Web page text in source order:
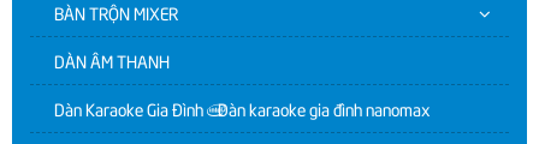
BÀN TRỘN MIXER
DÀN ÂM THANH
Dàn Karaoke Gia Đình | Dàn karaoke gia đình nanomax